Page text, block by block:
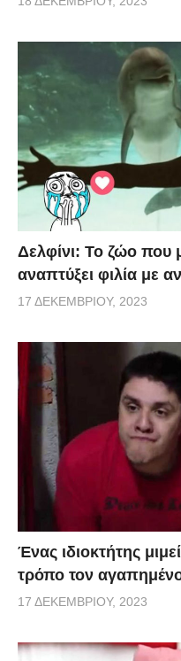
Δελφίνι: Το ζώο που
αναπτύξει φιλία με
17 ΔΕΚΕΜΒΡΊΟΥ, 2023
Ένας ιδιοκτήτης
τρόπο τον
17 ΔΕΚΕΜΒΡΊΟΥ, 2023